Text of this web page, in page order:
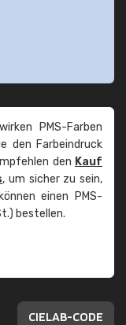
PMS-Farben
den Farbeindruck
den Kauf
, um sicher zu sein,
einen PMS-
bestellen.
CIELAB-CODE